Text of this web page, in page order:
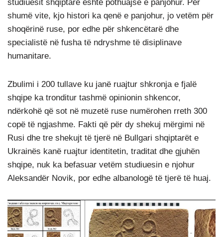
studiuesit shqiptarë është pothuajse e panjohur. Për
shumë vite, kjo histori ka qenë e panjohur, jo vetëm për
shoqërinë ruse, por edhe për shkencëtarë dhe
specialistë në fusha të ndryshme të disiplinave
humanitare.
Zbulimi i 200 tullave ku janë ruajtur shkronja e fjalë
shqipe ka tronditur tashmë opinionin shkencor,
ndërkohë që sot në muzetë ruse numërohen rreth 300
copë të ngjashme. Fakti që për dy shekuj mërgimi në
Rusi dhe tre shekujt të tjerë në Bullgari shqiptarët e
Ukrainës kanë ruajtur identitetin, traditat dhe gjuhën
shqipe, nuk ka befasuar vetëm studiuesin e njohur
Aleksandër Novik, por edhe albanologë të tjerë të huaj.